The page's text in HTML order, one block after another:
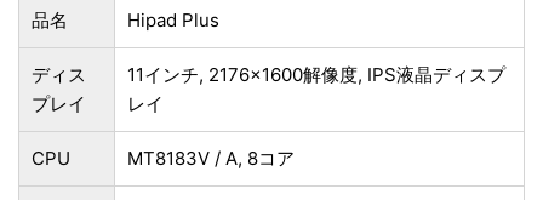
品名 Hipad Plus
ディス
プレイ
11インチ, 2176×1600解像度, IPS液晶ディスプ
レイ
CPU MT8183V / A, 8コア